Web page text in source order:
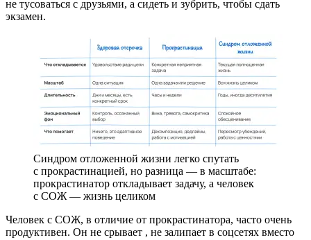
не тусоваться с друзьями, а сидеть и зубрить, чтобы сдать
экзамен.
Синдром отложенной жизни легко спутать
с прокрастинацией, но разница — в масштабе:
прокрастинатор откладывает задачу, а человек
с СОЖ — жизнь целиком
Человек с СОЖ, в отличие от прокрастинатора, часто очень
продуктивен. Он не срывает , не залипает в соцсетях вместо